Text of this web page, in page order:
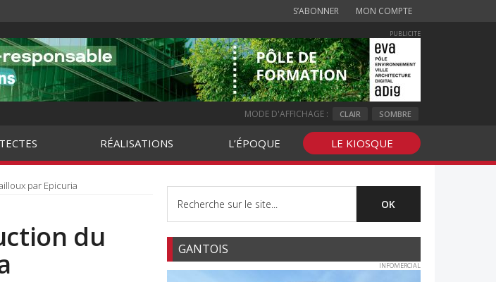
S’ABONNER MON COMPTE
PUBLICITE
MODE D'AFFICHAGE : CLAIR SOMBRE
RÉALISATIONS L’ÉPOQUE LE KIOSQUE
par Epicuria
du GANTOIS
INFOMERCIAL